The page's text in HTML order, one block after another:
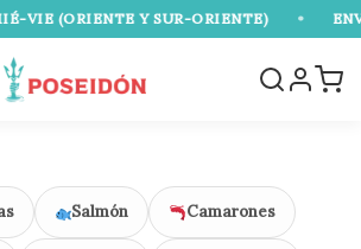
(ORIENTE Y SUR-ORIENTE) • ENVÍO
Salmón Camarones